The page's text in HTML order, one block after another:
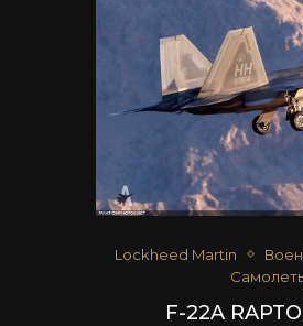
Lockheed Martin
F-22A